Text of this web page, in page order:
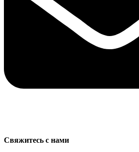
Свяжитесь с нами